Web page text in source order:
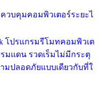
ควบคุมคอมพิวเตอร์ระยะไ
โปรแกรมรีโมทคอมพิวเต
มแดน รวดเร็มไม่มีกระตุ
ปลอดภัยแบบเดียวกับที่ใ